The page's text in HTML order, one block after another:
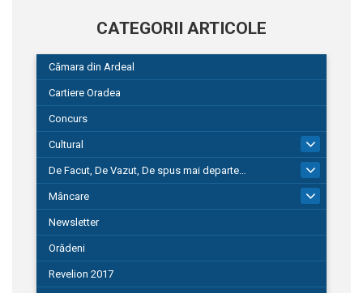
CATEGORII ARTICOLE
Cămara din Ardeal
Cartiere Oradea
Concurs
Cultural
De Facut, De Vazut, De spus mai departe…
580
Mâncare
Newsletter
Orădeni
Revelion 2017